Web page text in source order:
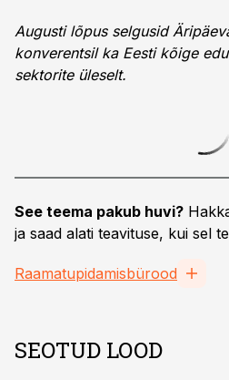
Augusti lõpus selgusid
konverentsil ka Eesti kõige
sektorite üleselt.
See teema pakub huvi?
ja saad alati teavituse, kui sel
Raamatupidamisbürood
SEOTUD LOOD